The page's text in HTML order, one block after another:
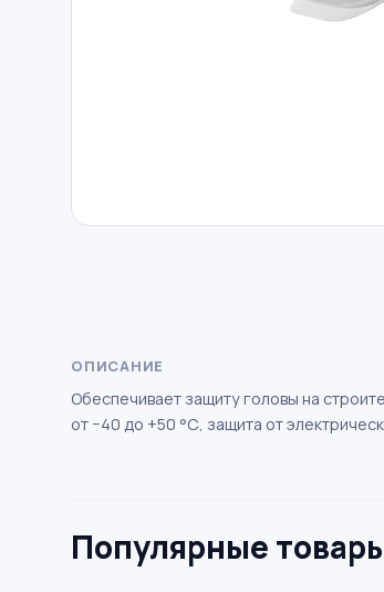
ОПИСАНИЕ
Обеспечивает защиту головы на
от −40 до +50 °С, защита от
Популярные